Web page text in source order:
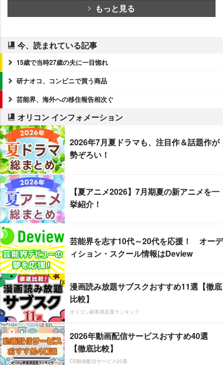
もっと見る
今、読まれている記事
15歳で当時27歳の夫に一目惚れ
研ナオコ、コンビニで買う商品
芸能界、海外への移住報告相次ぐ
オリコン インフォメーション
2026年7月夏ドラマも、注目作＆話題作が
勢ぞろい！
【夏アニメ2026】7月期夏の新アニメを一
挙紹介！
芸能界を志す10代～20代を応援！ オーデ
ィション・スクール情報はDeview
漫画読み放題サブスクおすすめ11選【徹底
比較】
オリコン顧客満足度ランキング
2026年動画配信サービスおすすめ40選
【徹底比較】
CS動画配信サービス20選